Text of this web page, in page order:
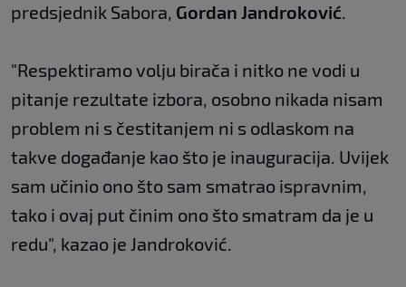
predsjednik Sabora, Gordan Jandroković.
"Respektiramo volju birača i nitko ne vodi u
pitanje rezultate izbora, osobno nikada nisam
problem ni s čestitanjem ni s odlaskom na
takve događanje kao što je inauguracija. Uvijek
sam učinio ono što sam smatrao ispravnim,
tako i ovaj put činim ono što smatram da je u
redu", kazao je Jandroković.